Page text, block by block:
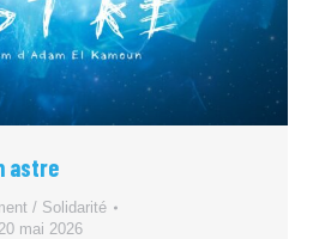
astre
/ Solidarité
20 mai 2026